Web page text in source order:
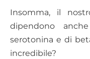
Insomma, il
dipendono
serotonina e di
incredibile?